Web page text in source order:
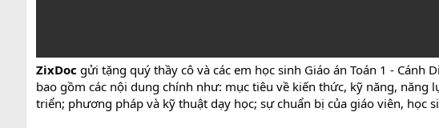
ZixDoc gửi tặng quý thầy cô và các em học sinh Giáo án Toán 1 -
bao gồm các nội dung chính như: mục tiêu về kiến thức, kỹ năng,
triển; phương pháp và kỹ thuật dạy học; sự chuẩn bị của giáo viên, học